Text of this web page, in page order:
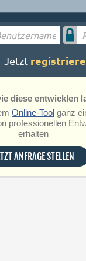
Jetzt
diese entwicklen
Online-Tool ganz
professionellen
erhalten
ANFRAGE STELLEN